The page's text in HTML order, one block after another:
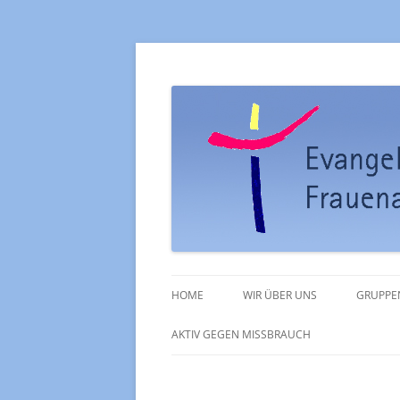
Ev.
HOME WIR ÜBER UNS
PFARRAMT
AKTIV GEGEN MISSBRAUCH